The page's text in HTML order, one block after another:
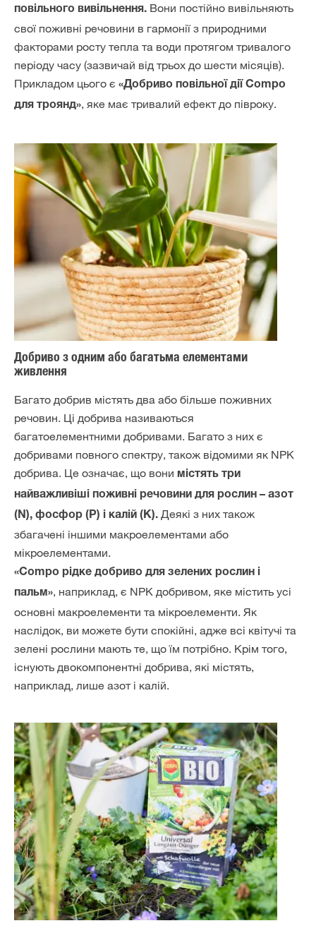
повільного вивільнення. Вони постійно вивільняють
свої поживні речовини в гармонії з природними
факторами росту тепла та води протягом тривалого
періоду часу (зазвичай від трьох до шести місяців).
Прикладом цього є «Добриво повільної дії Compo
для троянд», яке має тривалий ефект до півроку.
Добриво з одним або багатьма елементами
живлення
Багато добрив містять два або більше поживних
речовин. Ці добрива називаються
багатоелементними добривами. Багато з них є
добривами повного спектру, також відомими як NPK
добрива. Це означає, що вони містять три
найважливіші поживні речовини для рослин – азот
(N), фосфор (P) і калій (K). Деякі з них також
збагачені іншими макроелементами або
мікроелементами.
«Compo рідке добриво для зелених рослин і
пальм», наприклад, є NPK добривом, яке містить усі
основні макроелементи та мікроелементи. Як
наслідок, ви можете бути спокійні, адже всі квітучі та
зелені рослини мають те, що їм потрібно. Крім того,
існують двокомпонентні добрива, які містять,
наприклад, лише азот і калій.